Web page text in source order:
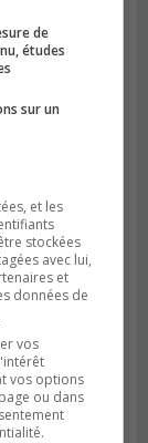
de
études
sur un
et les
stockées
avec lui,
et
données de
vos
vos options
ou dans